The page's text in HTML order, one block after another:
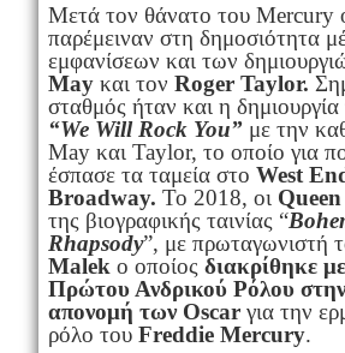
Μετά τον θάνατο του Mercury
παρέμειναν στη δημοσιότητα
εμφανίσεων και των
Mayκαι τον Roger Taylor.
σταθμός ήταν και η
“We Will Rock You”με την
May και Taylor, το οποίο για
έσπασε τα ταμεία στο West
Broadway. Το 2018, οι Queen
της βιογραφικής ταινίας “
Rhapsody”, με πρωταγωνιστή
Malek ο οποίος διακρίθηκε
Πρώτου Ανδρικού Ρόλου στην
απονομή των Oscarγια την
ρόλο του Freddie Mercury.